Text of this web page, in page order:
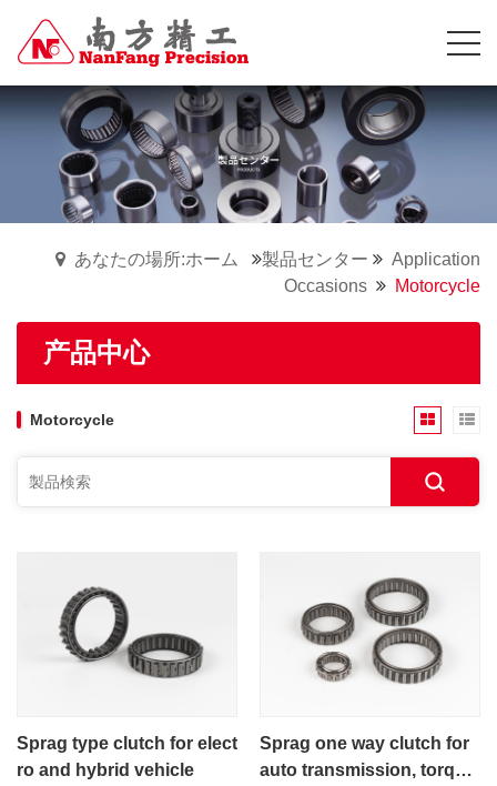
あなたの場所:ホーム 製品センター
Application
Occasions
Motorcycle
产品中心
Motorcycle
Sprag type clutch for elect
ro and hybrid vehicle
Sprag one way clutch for
auto transmission, torque